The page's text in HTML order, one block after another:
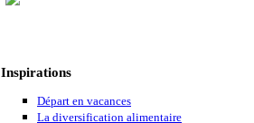
Inspirations
Départ en vacances
La diversification alimentaire